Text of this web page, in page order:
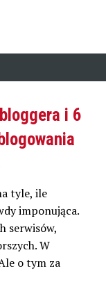
i 6
tyle, ile
imponująca.
serwisów,
W
o tym za